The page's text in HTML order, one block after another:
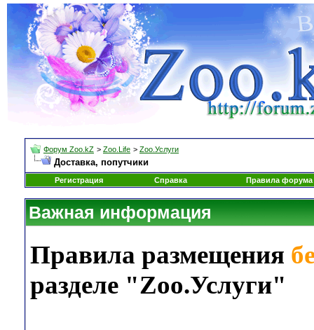
Форум Zoo.kZ > Zoo.Life > Zoo.Услуги
Доставка, попутчики
Регистрация Справка Правила форума
Важная информация
Правила размещения
разделе "Zoo.Услуги"